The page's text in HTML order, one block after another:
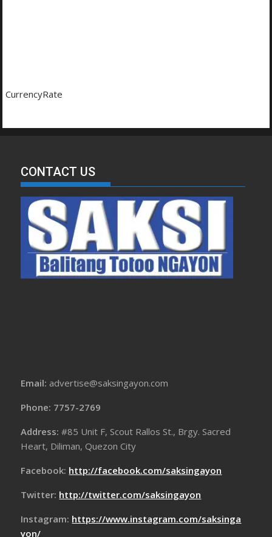
CurrencyRate
CONTACT US
Email: advertise@saksingayon.com
Phone: 7757-2769
Address:#85 Unit F, Scout Rallos St., Brgy. Sacred
Heart, Diliman, Quezon City
Facebook: http://facebook.com/saksingayon
Twitter: http://twitter.com/saksingayon
Instagram: https://www.instagram.com/saksinga
yon/